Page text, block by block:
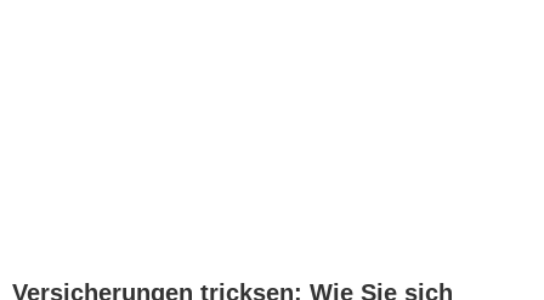
Versicherungen tricksen: Wie Sie sich